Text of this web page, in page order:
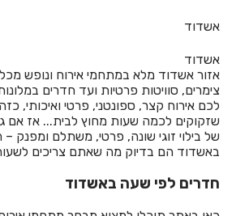
חדרים לפי שעה בגרנות הגליל
חדרים לפי שעה בדבורה
חדרים לפי שעה בדובב
חדרים לפי שעה בדור
חדרים לפי שעה בדישון
חדרים לפי שעה בדלתון
חדרים לפי שעה בהוד השרון
אשדוד
אשדוד
אזור אשדוד מלא במתחמי אירוח ונופש
צימרים, סוויטות פרטיות ועד חדרים
לכם אירוח קצר, ספונטני, פרטי ואיכותי,
שזקוקים לכמה שעות מחוץ לבית... אז אם
של בילוי זוגי שונה, פרטי, משתלם ומפנק
באשדוד הם בדיוק מה שאתם צריכים
חדרים לפי שעה באשדוד